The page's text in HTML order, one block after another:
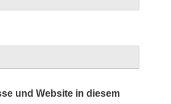
und Website in diesem